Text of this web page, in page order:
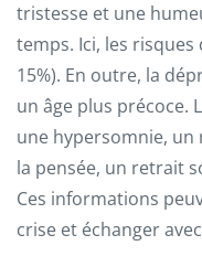
tristesse et une
temps. Ici, les risques
15%). En outre, la
un âge plus précoce.
une hypersomnie, un
la pensée, un retrait
Ces informations
crise et échanger